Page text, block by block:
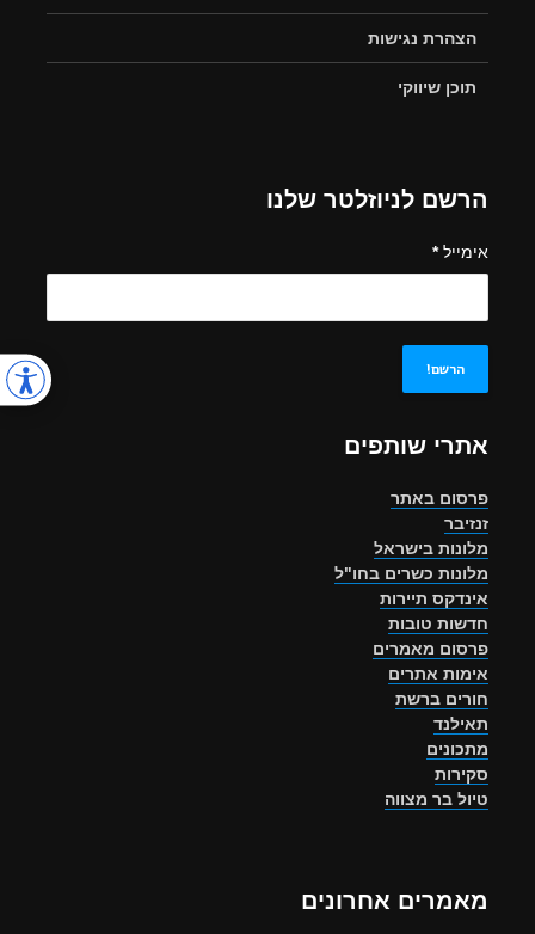
הצהרת נגישות
תוכן שיווקי
הרשם לניוזלטר שלנו
אימייל*
אתרי שותפים
פרסום באתר
זנזיבר
מלונות בישראל
מלונות כשרים בחו"ל
אינדקס תיירות
חדשות טובות
פרסום מאמרים
אימות אתרים
חורים ברשת
תאילנד
מתכונים
סקירות
טיול בר מצווה
מאמרים אחרונים